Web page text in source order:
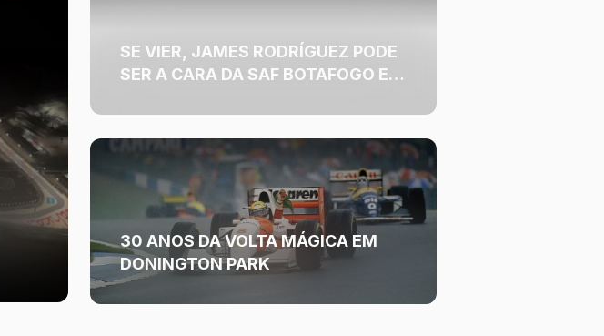
SE VIER, JAMES RODRÍGUEZ PODE
SER A CARA DA SAF BOTAFOGO EM
30 ANOS DA VOLTA MÁGICA EM
DONINGTON PARK